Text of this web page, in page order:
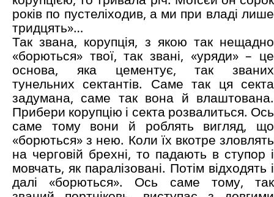
років по пустеліходив, а ми при владі лише
тридцять»…
Так звана, корупція, з якою так нещадно
«борються» твої, так звані, «уряди» – це
основа, яка цементує, так званих
тунельних сектантів. Саме так ця секта
задумана, саме так вона й влаштована.
Прибери корупцію і секта розвалиться. Ось
саме тому вони й роблять вигляд, що
«борються» з нею. Коли їх вкотре зловлять
на черговій брехні, то падають в ступор і
мовчать, як паралізовані. Потім відходять і
далі «борються». Ось саме тому, так